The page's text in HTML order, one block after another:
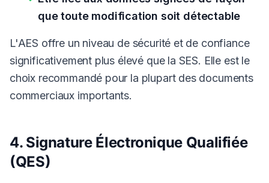
que toute modification soit détectable
L'AES offre un niveau de sécurité et de confiance
significativement plus élevé que la SES. Elle est le
choix recommandé pour la plupart des documents
commerciaux importants.
4. Signature Électronique Qualifiée
(QES)